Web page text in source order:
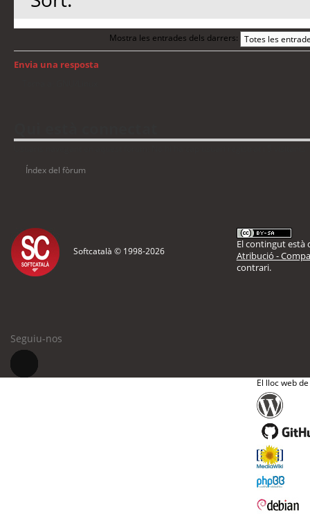
Mostra les entrades dels darrers:
Envia una resposta
Índex del fòrum
Softcatalà © 1998-2026
El contingut està
Atribució -
contrari.
Seguiu-nos
El lloc web